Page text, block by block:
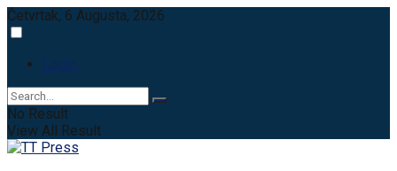
Četvrtak, 6 Augusta, 2026
Login
No Result
View All Result